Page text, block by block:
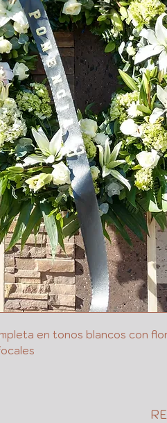
en tonos blancos con